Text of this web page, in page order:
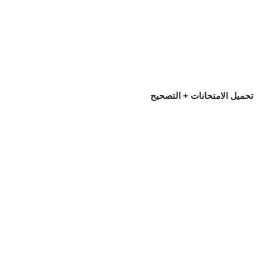
تحميل الامتحانات + التصحيح